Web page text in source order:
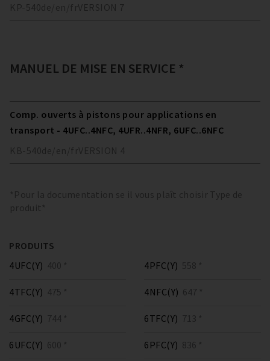
KP-540de/en/fr VERSION 7
MANUEL DE MISE EN SERVICE *
Comp. ouverts à pistons pour applications en
transport - 4UFC..4NFC, 4UFR..4NFR, 6UFC..6NFC
KB-540de/en/fr VERSION 4
*Pour la documentation se il vous plaît choisir Type de
produit*
PRODUITS
4UFC(Y) 400 *
4TFC(Y) 475 *
4PFC(Y) 558 *
4NFC(Y) 647 *
4GFC(Y) 744 *
6UFC(Y) 600 *
6TFC(Y) 713 *
6PFC(Y) 836 *